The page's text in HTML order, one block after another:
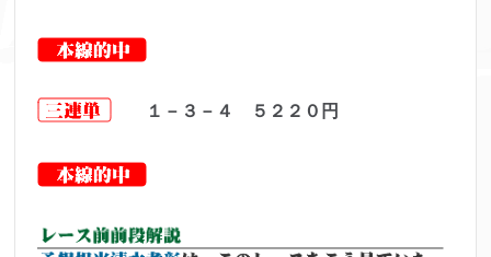
１－３－４ ５２２０円